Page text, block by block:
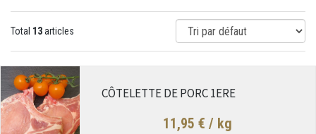
Total 13articles
CÔTELETTE DE PORC 1ERE
11,95 € / kg